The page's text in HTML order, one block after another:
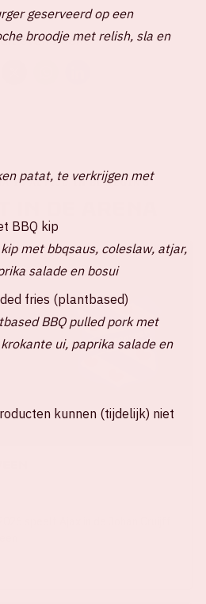
evenement
IS ALTIJD IN BEWEGING
de ArenA
geserveerd op een
broodje met relish, sla en
patat, te verkrijgen met
BBQ kip
met bbqsaus, coleslaw, atjar,
salade en bosui
fries (plantbased)
BBQ pulled pork met
ui, paprika salade en
kunnen (tijdelijk) niet